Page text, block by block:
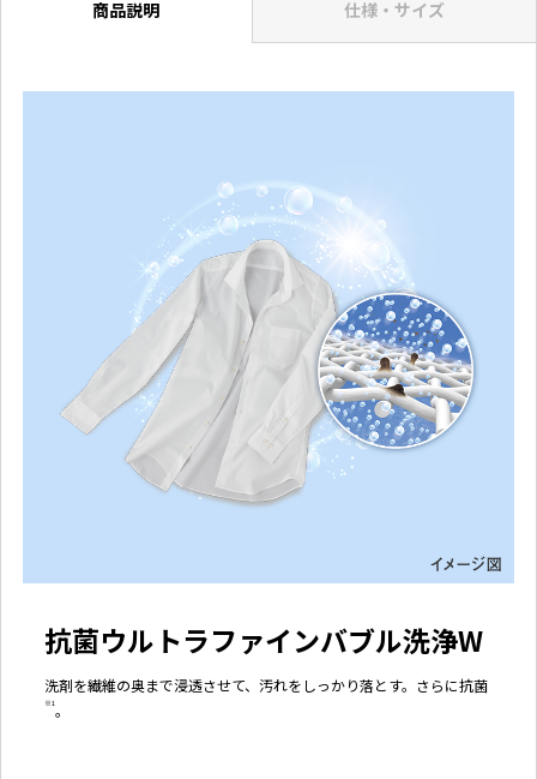
商品説明 仕様・サイズ
抗菌ウルトラファインバブル洗浄W
洗剤を繊維の奥まで浸透させて、汚れをしっかり落とす。さらに抗菌
※1。